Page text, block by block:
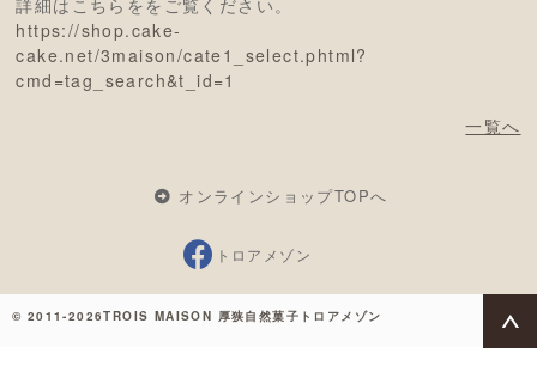
詳細はこちらををご覧ください。
https://shop.cake-
cake.net/3maison/cate1_select.phtml?
cmd=tag_search&t_id=1
一覧へ
オンラインショップTOPへ
トロアメゾン
© 2011-2026TROIS MAISON 厚狭自然菓子トロアメゾン